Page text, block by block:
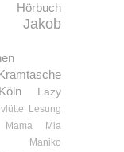
Hörbuch
Jakob
Köln
Lazy
Lesung
Mama Mia
Maniko